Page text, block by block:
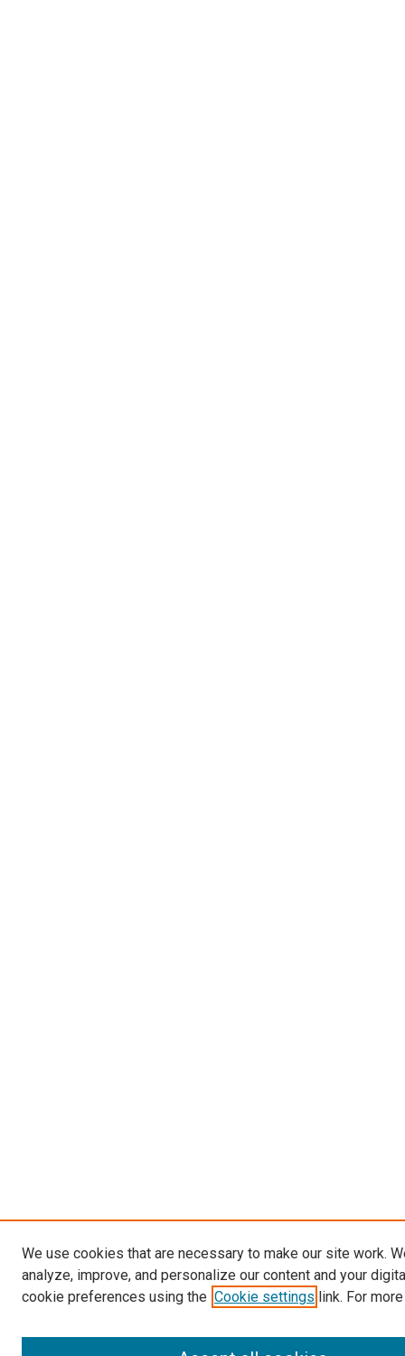
We use cookies that are necessary to make our site work.
analyze, improve, and personalize our content and your
cookie preferences using the Cookie settings link. For